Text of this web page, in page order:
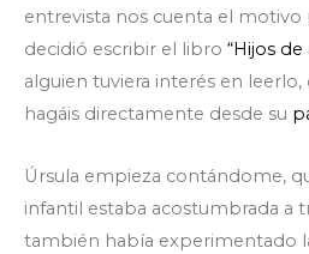
entrevista nos cuenta el
decidió escribir el libro “Hijos
alguien tuviera interés en
hagáis directamente desde su
Úrsula empieza contándome,
infantil estaba acostumbrada a
también había experimentado